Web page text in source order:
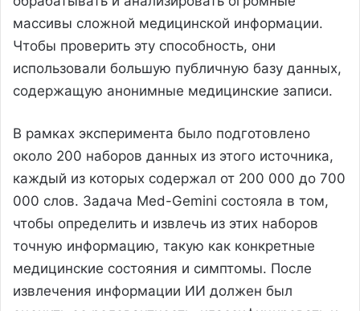
массивы сложной медицинской информации.
Чтобы проверить эту способность, они
использовали большую публичную базу данных,
содержащую анонимные медицинские записи.
В рамках эксперимента было подготовлено
около 200 наборов данных из этого источника,
каждый из которых содержал от 200 000 до 700
000 слов. Задача Med-Gemini состояла в том,
чтобы определить и извлечь из этих наборов
точную информацию, такую как конкретные
медицинские состояния и симптомы. После
извлечения информации ИИ должен был